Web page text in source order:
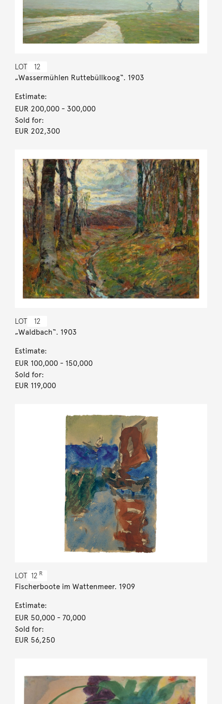
LOT 12
„Wassermühlen Ruttebüllkoog“. 1903
Estimate:
EUR 200,000- 300,000
Sold for:
EUR 202,300
LOT 12
„Waldbach“. 1903
Estimate:
EUR 100,000- 150,000
Sold for:
EUR 119,000
LOT 12 R
Fischerboote im Wattenmeer. 1909
Estimate:
EUR 50,000- 70,000
Sold for:
EUR 56,250